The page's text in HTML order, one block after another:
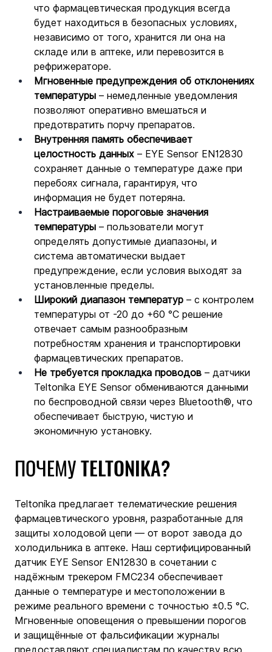
что фармацевтическая продукция всегда
будет находиться в безопасных условиях,
независимо от того, хранится ли она на
складе или в аптеке, или перевозится в
рефрижераторе.
Мгновенные предупреждения об отклонениях
температуры – немедленные уведомления
позволяют оперативно вмешаться и
предотвратить порчу препаратов.
Внутренняя память обеспечивает
целостность данных – EYE Sensor EN12830
сохраняет данные о температуре даже при
перебоях сигнала, гарантируя, что
информация не будет потеряна.
Настраиваемые пороговые значения
температуры – пользователи могут
определять допустимые диапазоны, и
система автоматически выдает
предупреждение, если условия выходят за
установленные пределы.
Широкий диапазон температур – с контролем
температуры от -20 до +60 °C решение
отвечает самым разнообразным
потребностям хранения и транспортировки
фармацевтических препаратов.
Не требуется прокладка проводов – датчики
Teltonika EYE Sensor обмениваются данными
по беспроводной связи через Bluetooth®, что
обеспечивает быструю, чистую и
экономичную установку.
ПОЧЕМУ TELTONIKA?
Teltonika предлагает телематические решения
фармацевтического уровня, разработанные для
защиты холодовой цепи — от ворот завода до
холодильника в аптеке. Наш сертифицированный
датчик EYE Sensor EN12830 в сочетании с
надёжным трекером FMC234 обеспечивает
данные о температуре и местоположении в
режиме реального времени с точностью ±0.5 °C.
Мгновенные оповещения о превышении порогов
и защищённые от фальсификации журналы